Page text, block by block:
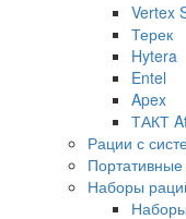
Vertex
Терек
Hytera
Entel
Apex
ТАКТ
Рации с
Наборы